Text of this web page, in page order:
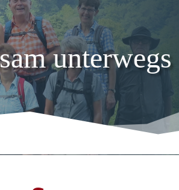
unterwegs